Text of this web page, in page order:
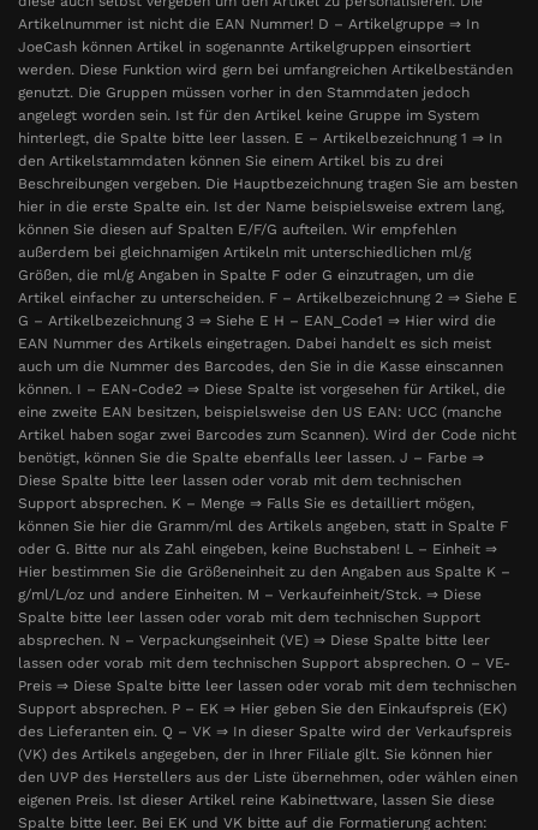
Artikelnummer ist nicht die EAN Nummer! D – Artikelgruppe ⇒ In
JoeCash können Artikel in sogenannte Artikelgruppen einsortiert
werden. Diese Funktion wird gern bei umfangreichen Artikelbeständen
genutzt. Die Gruppen müssen vorher in den Stammdaten jedoch
angelegt worden sein. Ist für den Artikel keine Gruppe im System
hinterlegt, die Spalte bitte leer lassen. E – Artikelbezeichnung 1 ⇒ In
den Artikelstammdaten können Sie einem Artikel bis zu drei
Beschreibungen vergeben. Die Hauptbezeichnung tragen Sie am besten
hier in die erste Spalte ein. Ist der Name beispielsweise extrem lang,
können Sie diesen auf Spalten E/F/G aufteilen. Wir empfehlen
außerdem bei gleichnamigen Artikeln mit unterschiedlichen ml/g
Größen, die ml/g Angaben in Spalte F oder G einzutragen, um die
Artikel einfacher zu unterscheiden. F – Artikelbezeichnung 2 ⇒ Siehe E
G – Artikelbezeichnung 3 ⇒ Siehe E H – EAN_Code1 ⇒ Hier wird die
EAN Nummer des Artikels eingetragen. Dabei handelt es sich meist
auch um die Nummer des Barcodes, den Sie in die Kasse einscannen
können. I – EAN-Code2 ⇒ Diese Spalte ist vorgesehen für Artikel, die
eine zweite EAN besitzen, beispielsweise den US EAN: UCC (manche
Artikel haben sogar zwei Barcodes zum Scannen). Wird der Code nicht
benötigt, können Sie die Spalte ebenfalls leer lassen. J – Farbe ⇒
Diese Spalte bitte leer lassen oder vorab mit dem technischen
Support absprechen. K – Menge ⇒ Falls Sie es detailliert mögen,
können Sie hier die Gramm/ml des Artikels angeben, statt in Spalte F
oder G. Bitte nur als Zahl eingeben, keine Buchstaben! L – Einheit ⇒
Hier bestimmen Sie die Größeneinheit zu den Angaben aus Spalte K –
g/ml/L/oz und andere Einheiten. M – Verkaufeinheit/Stck. ⇒ Diese
Spalte bitte leer lassen oder vorab mit dem technischen Support
absprechen. N – Verpackungseinheit (VE) ⇒ Diese Spalte bitte leer
lassen oder vorab mit dem technischen Support absprechen. O – VE-
Preis ⇒ Diese Spalte bitte leer lassen oder vorab mit dem technischen
Support absprechen. P – EK ⇒ Hier geben Sie den Einkaufspreis (EK)
des Lieferanten ein. Q – VK ⇒ In dieser Spalte wird der Verkaufspreis
(VK) des Artikels angegeben, der in Ihrer Filiale gilt. Sie können hier
den UVP des Herstellers aus der Liste übernehmen, oder wählen einen
eigenen Preis. Ist dieser Artikel reine Kabinettware, lassen Sie diese
Spalte bitte leer. Bei EK und VK bitte auf die Formatierung achten: